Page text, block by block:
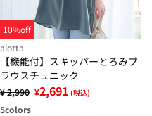
10%off
alotta
【機能付】スキッパーとろみブ
ラウスチュニック
¥ 2,990 ¥2,691 (税込)
5colors